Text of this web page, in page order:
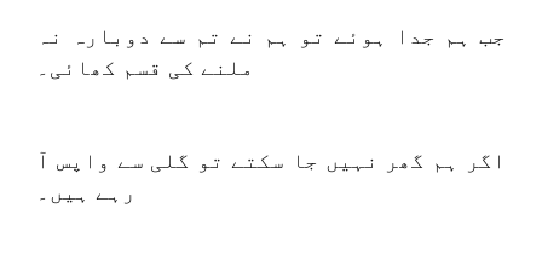
جب ہم جدا ہوئے تو ہم نے تم سے دوبارہ نہ
ملنے کی قسم کھائی۔
اگر ہم گھر نہیں جا سکتے تو گلی سے واپس آ
رہے ہیں۔